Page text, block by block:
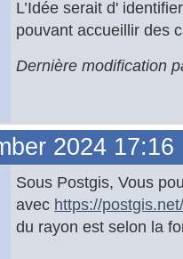
L’Idée serait d'
pouvant accueillir des
Dernière modification
2024 17:16
Sous Postgis, Vous
avec https://
du rayon est selon la